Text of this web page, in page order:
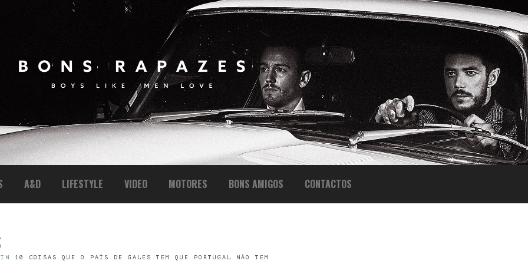
A&D LIFESTYLE VIDEO MOTORES BONS AMIGOS CONTACTOS
10 COISAS QUE O PAÍS DE GALES TEM QUE PORTUGAL NÃO TEM